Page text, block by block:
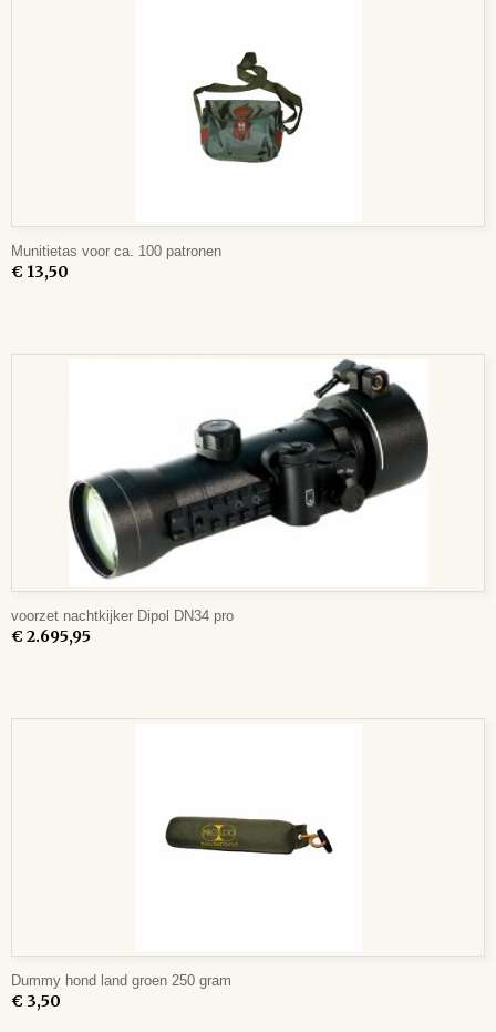
Munitietas voor ca. 100 patronen
€ 13,50
voorzet nachtkijker Dipol DN34 pro
€ 2.695,95
Dummy hond land groen 250 gram
€ 3,50